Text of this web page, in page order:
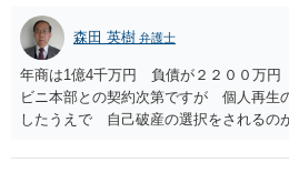
森田 英樹 弁護士
年商は1億4千万円 負債が２２００万
ビニ本部との契約次第ですが 個人再生
したうえで 自己破産の選択をされるの
ば 対応が可能な案件だと存じます。